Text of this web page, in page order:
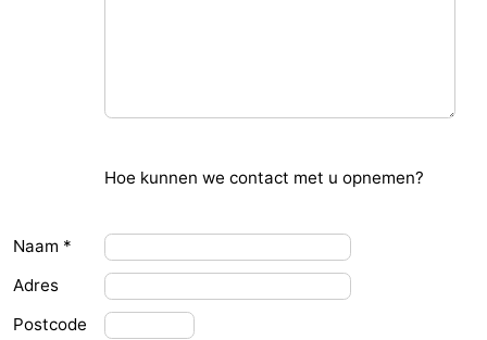
Resort
Waterdunen
-
Hoe kunnen we contact met u opnemen?
Naam *
Adres
Postcode